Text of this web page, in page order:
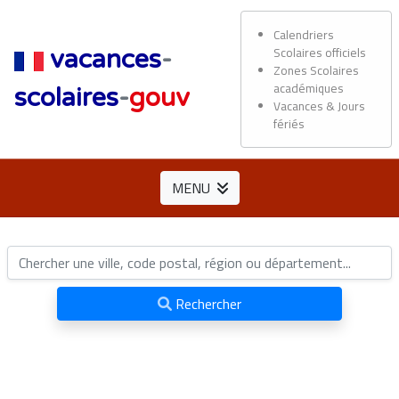
vacances-
scolaires-gouv
Calendriers
Scolaires officiels
Zones Scolaires
académiques
Vacances & Jours
fériés
MENU
Rechercher